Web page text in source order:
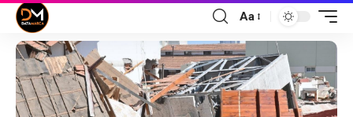
Aa